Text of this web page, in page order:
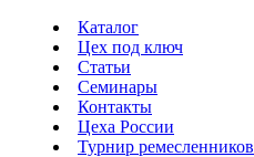
Каталог
Цех под ключ
Статьи
Семинары
Контакты
Цеха России
Турнир ремесленников